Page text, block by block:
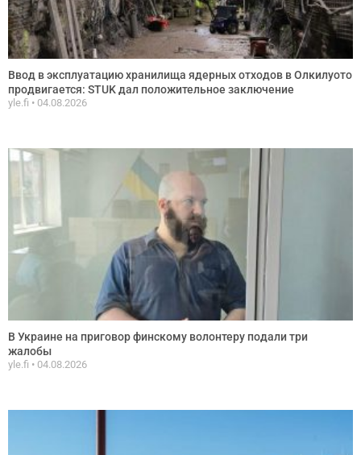
Ввод в эксплуатацию хранилища ядерных отходов в Олкилуото
продвигается: STUK дал положительное заключение
yle.fi 04.08.2026
В Украине на приговор финскому волонтеру подали три
жалобы
yle.fi 04.08.2026